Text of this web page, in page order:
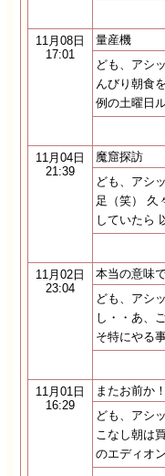
11月08日
17:01
量産機
ども、アシ
んびり朝食
例の土曜日
11月04日
21:39
魔窟探訪
ども、アシ
足（笑） 久
していたら
11月02日
23:04
本当の意味
ども、アシ
し・・あ、
そ特にやる
11月01日
16:29
またお前か！
ども、アシ
こなし朝は
のエディオ